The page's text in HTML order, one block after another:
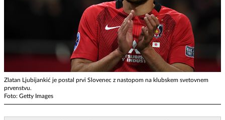
Zlatan Ljubijankić je postal prvi Slovenec z nastopom na klubskem svetovnem
prvenstvu.
Foto: Getty Images